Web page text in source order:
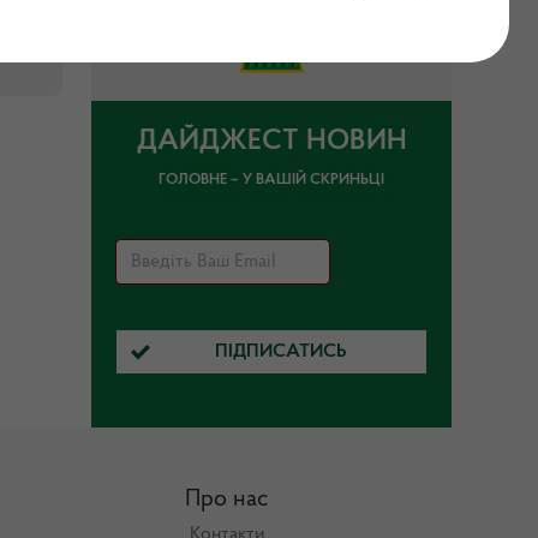
ДАЙДЖЕСТ НОВИН
ГОЛОВНЕ – У ВАШІЙ СКРИНЬЦІ
ПІДПИСАТИСЬ
Про нас